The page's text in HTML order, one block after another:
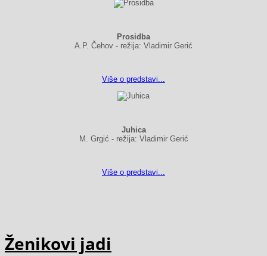
Prosidba
A.P. Čehov - režija: Vladimir Gerić
Više o predstavi...
Juhica
M. Grgić - režija: Vladimir Gerić
Više o predstavi...
Ženikovi jadi